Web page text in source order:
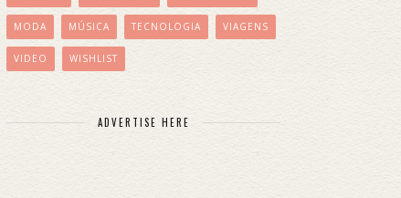
MODA MÚSICA TECNOLOGIA VIAGENS
VIDEO WISHLIST
ADVERTISE HERE